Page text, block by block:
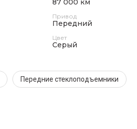
87 000 км
Привод
Передний
Цвет
Серый
Передние стеклоподъемники